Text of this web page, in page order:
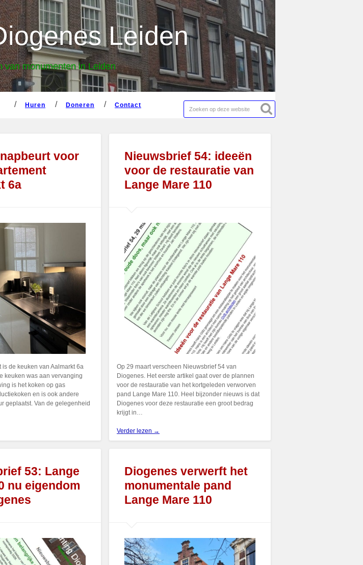
Leiden
van monumenten in Leiden
huren doneren contact
huren doneren contact
voor
6a
is de keuken van Aalmarkt 6a
keuken was aan vervanging
is het koken op gas
en is ook andere
geplaatst. Van de gelegenheid
Nieuwsbrief 54: ideeën
voor de restauratie van
Lange Mare 110
Op 29 maart verscheen Nieuwsbrief 54 van
Diogenes. Het eerste artikel gaat over de plannen
voor de restauratie van het kortgeleden verworven
pand Lange Mare 110. Heel bijzonder nieuws is dat
Diogenes voor deze restauratie een groot bedrag
krijgt in…
Verder lezen →
53: Lange
nu eigendom
Diogenes verwerft het
monumentale pand
Lange Mare 110